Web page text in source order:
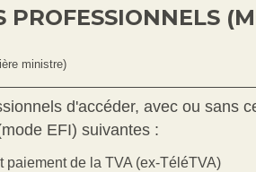
ministre)
d'accéder, avec ou sans
EFI) suivantes :
paiement de la TVA (ex-TéléTVA)